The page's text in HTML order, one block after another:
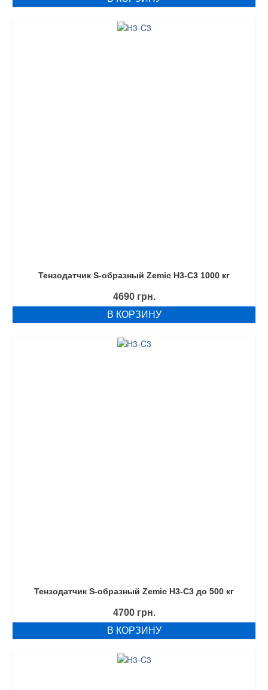
Тензодатчик S-образный Zemic H3-C3 1000 кг
4690 грн.
В КОРЗИНУ
Тензодатчик S-образный Zemic H3-C3 до 500 кг
4700 грн.
В КОРЗИНУ